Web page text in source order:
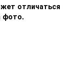
отличаться
фото.